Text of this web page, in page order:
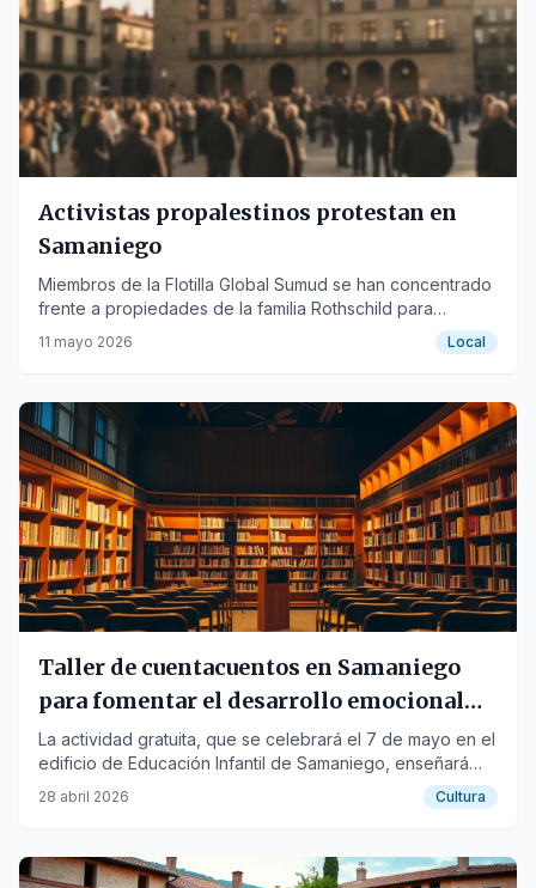
Activistas propalestinos protestan en
Samaniego
Miembros de la Flotilla Global Sumud se han concentrado
frente a propiedades de la familia Rothschild para
denunciar su vínculo con el sionismo.
11 mayo 2026 Local
Taller de cuentacuentos en Samaniego
para fomentar el desarrollo emocional
infantil
La actividad gratuita, que se celebrará el 7 de mayo en el
edificio de Educación Infantil de Samaniego, enseñará
nuevas formas de narrar historias.
28 abril 2026 Cultura